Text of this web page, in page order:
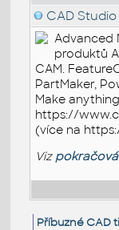
CAD
Advanced
produktů
CAM.
PartMaker,
Make
https://
(více na
Viz
Příbuzné CAD